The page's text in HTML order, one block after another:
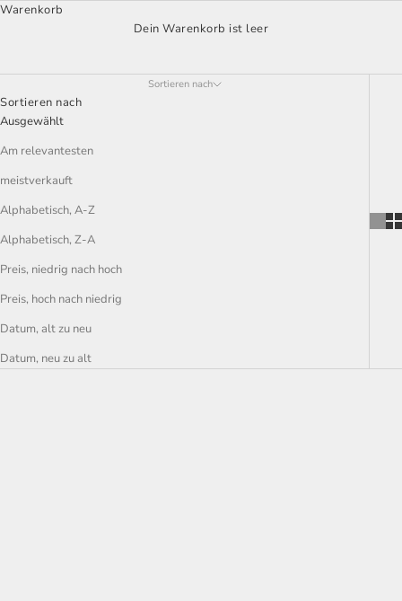
Warenkorb
Dein Warenkorb ist leer
992 GT3 RENNROHRE
Sortieren nach
Sortieren nach
Ausgewählt
Am relevantesten
meistverkauft
Alphabetisch, A-Z
Alphabetisch, Z-A
Preis, niedrig nach hoch
Preis, hoch nach niedrig
Datum, alt zu neu
Datum, neu zu alt